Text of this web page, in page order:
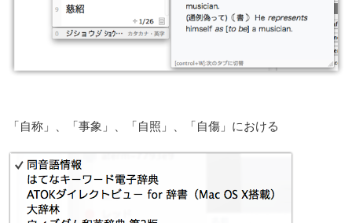
「自称」、「事象」、「自照」、「自傷」における